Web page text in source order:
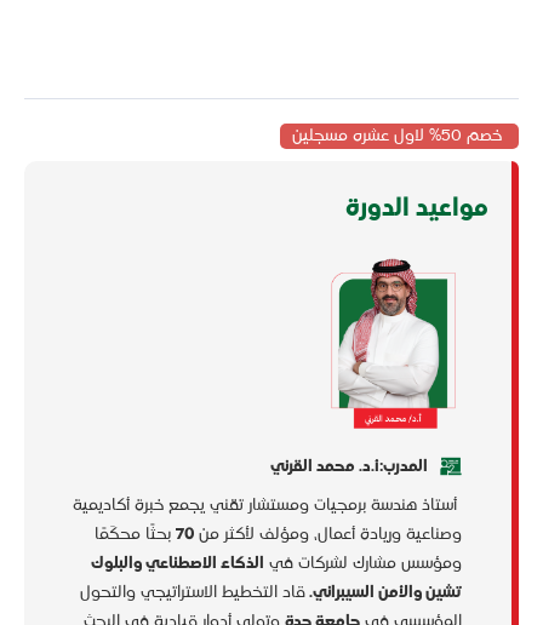
خصم 50% لاول عشره مسجلين
مواعيد الدورة
المدرب:أ.د. محمد القرني
أستاذ هندسة برمجيات ومستشار تقني يجمع خبرة أكاديمية
وصناعية وريادة أعمال، ومؤلف لأكثر من 70 بحثًا محكّمًا
ومؤسس مشارك لشركات في
الذكاء الاصطناعي والبلوك
تشين والأمن السيبراني. قاد التخطيط الاستراتيجي والتحول
المؤسسي في جامعة جدة وتولى أدوار قيادية في البحث